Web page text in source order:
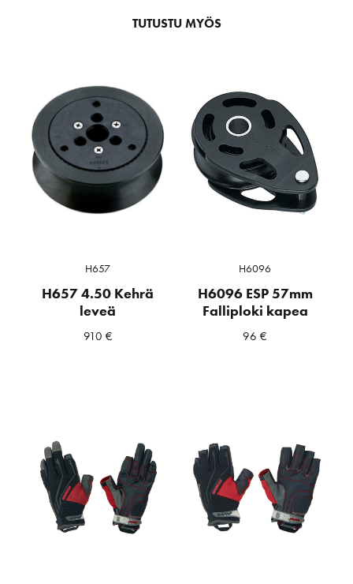
TUTUSTU MYÖS
H657
H657 4.50 Kehrä
leveä
910 €
H6096
H6096 ESP 57mm
Falliploki kapea
96€